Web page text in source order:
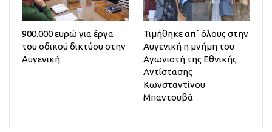
900.000 ευρώ για έργα
του οδικού δικτύου στην
Αυγενική
Τιμήθηκε απ΄ όλους στην
Αυγενική η μνήμη του
Αγωνιστή της Εθνικής
Αντίστασης
Κωνσταντίνου
Μπαντουβά